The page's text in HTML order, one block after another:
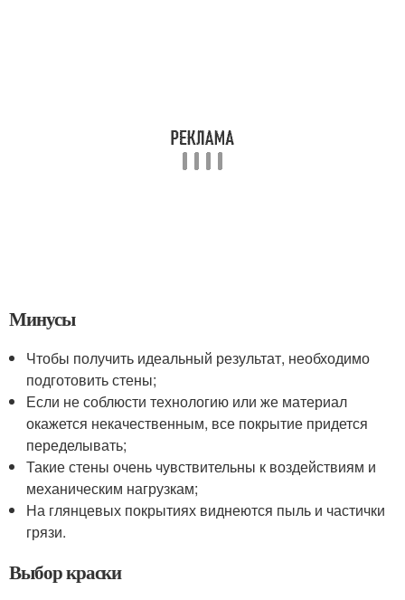
Минусы
Чтобы получить идеальный результат, необходимо
подготовить стены;
Если не соблюсти технологию или же материал
окажется некачественным, все покрытие придется
переделывать;
Такие стены очень чувствительны к воздействиям и
механическим нагрузкам;
На глянцевых покрытиях виднеются пыль и частички
грязи.
Выбор краски